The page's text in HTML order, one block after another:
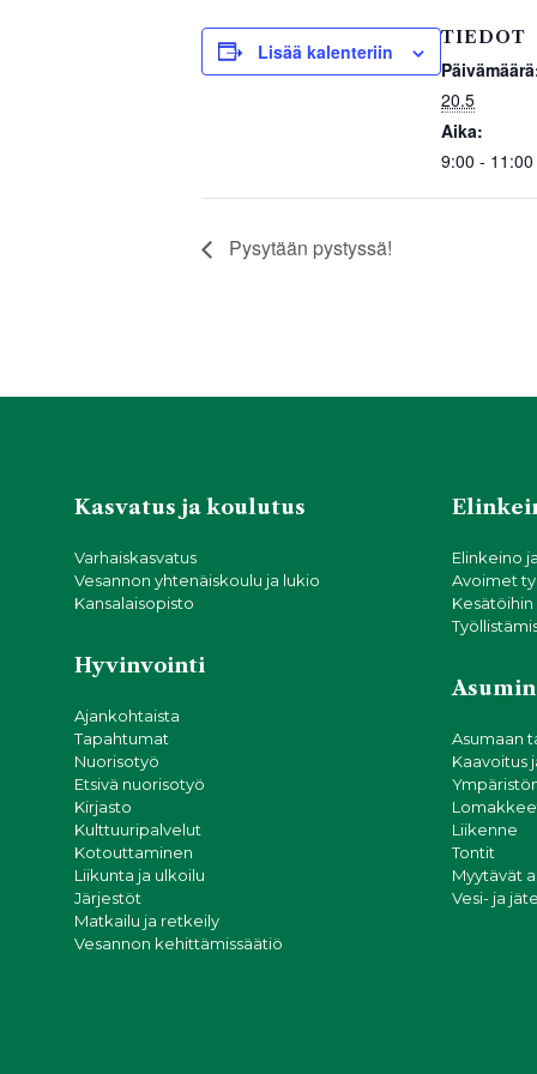
e
b
er s
A
e
Lisää kalenteriin
TIEDOT
20.5
Aika:
9:00 - 11:00
Pysytään pystyssä!
Kasvatus ja koulutus
Varhaiskasvatus
Vesannon yhtenäiskoulu ja lukio
Kansalaisopisto
Hyvinvointi
Ajankohtaista
Tapahtumat
Nuorisotyö
Etsivä nuorisotyö
Kirjasto
Kulttuuripalvelut
Kotouttaminen
Liikunta ja ulkoilu
Järjestöt
Matkailu ja retkeily
Vesannon kehittämissäätiö
Elinkeino
Avoimet
Kesätöihin
Asumaan
Kaavoitus
Liikenne
Tontit
Myytävät
Vesi- ja